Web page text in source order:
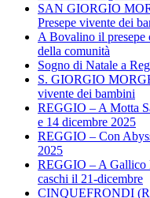
SAN GIORGIO
Presepe vivente dei
A Bovalino il presepe
della comunità
Sogno di Natale a
S. GIORGIO
vivente dei bambini
REGGIO – A Motta
e 14 dicembre 2025
REGGIO – Con
2025
REGGIO – A Gallico
caschi il 21-dicembre
CINQUEFRONDI